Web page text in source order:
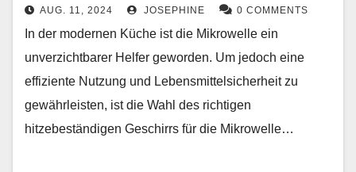
AUG. 11, 2024 JOSEPHINE 0 COMMENTS
In der modernen Küche ist die Mikrowelle ein
unverzichtbarer Helfer geworden. Um jedoch eine
effiziente Nutzung und Lebensmittelsicherheit zu
gewährleisten, ist die Wahl des richtigen
hitzebeständigen Geschirrs für die Mikrowelle…